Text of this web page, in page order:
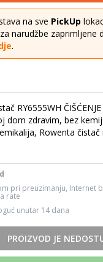
na sve PickUp
narudžbe zaprimljene
.
RY6555WH
dom zdravim, bez
Rowenta čistač
pri preuzimanju, Internet
rate
unutar 14 dana
PROIZVOD JE